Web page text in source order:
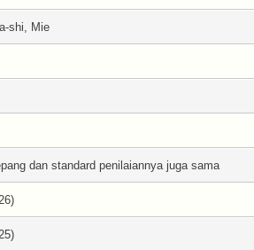
shi, Mie
dan standard penilaiannya juga sama